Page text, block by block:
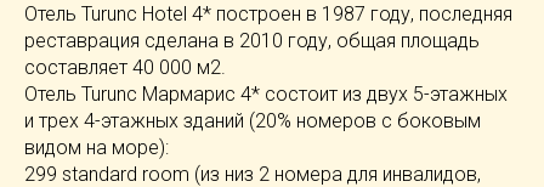
Отель Turunc Hotel 4* построен в 1987 году, последняя
реставрация сделана в 2010 году, общая площадь
составляет 40 000 м2.
Отель Turunc Мармарис 4* состоит из двух 5-этажных
и трех 4-этажных зданий (20% номеров с боковым
видом на море):
299 standard room (из низ 2 номера для инвалидов,